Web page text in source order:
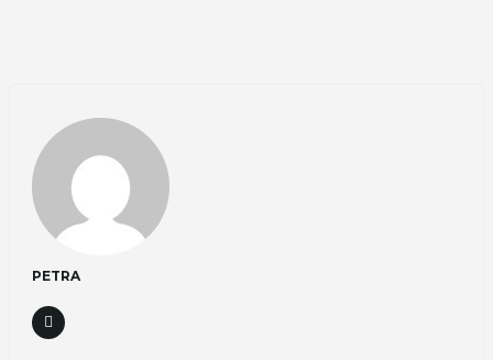
PETRA